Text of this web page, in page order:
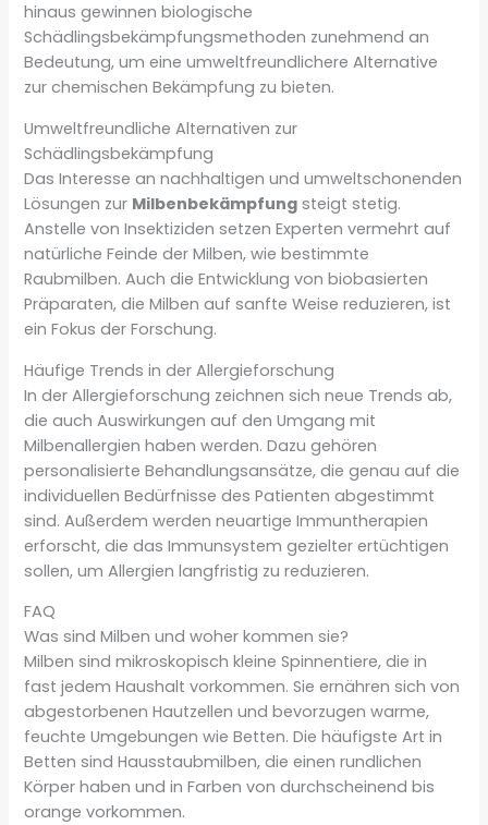
hinaus gewinnen biologische
Schädlingsbekämpfungsmethoden zunehmend an
Bedeutung, um eine umweltfreundlichere Alternative
zur chemischen Bekämpfung zu bieten.
Umweltfreundliche Alternativen zur
Schädlingsbekämpfung
Das Interesse an nachhaltigen und umweltschonenden
Lösungen zur Milbenbekämpfung steigt stetig.
Anstelle von Insektiziden setzen Experten vermehrt auf
natürliche Feinde der Milben, wie bestimmte
Raubmilben. Auch die Entwicklung von biobasierten
Präparaten, die Milben auf sanfte Weise reduzieren, ist
ein Fokus der Forschung.
Häufige Trends in der Allergieforschung
In der Allergieforschung zeichnen sich neue Trends ab,
die auch Auswirkungen auf den Umgang mit
Milbenallergien haben werden. Dazu gehören
personalisierte Behandlungsansätze, die genau auf die
individuellen Bedürfnisse des Patienten abgestimmt
sind. Außerdem werden neuartige Immuntherapien
erforscht, die das Immunsystem gezielter ertüchtigen
sollen, um Allergien langfristig zu reduzieren.
FAQ
Was sind Milben und woher kommen sie?
Milben sind mikroskopisch kleine Spinnentiere, die in
fast jedem Haushalt vorkommen. Sie ernähren sich von
abgestorbenen Hautzellen und bevorzugen warme,
feuchte Umgebungen wie Betten. Die häufigste Art in
Betten sind Hausstaubmilben, die einen rundlichen
Körper haben und in Farben von durchscheinend bis
orange vorkommen.